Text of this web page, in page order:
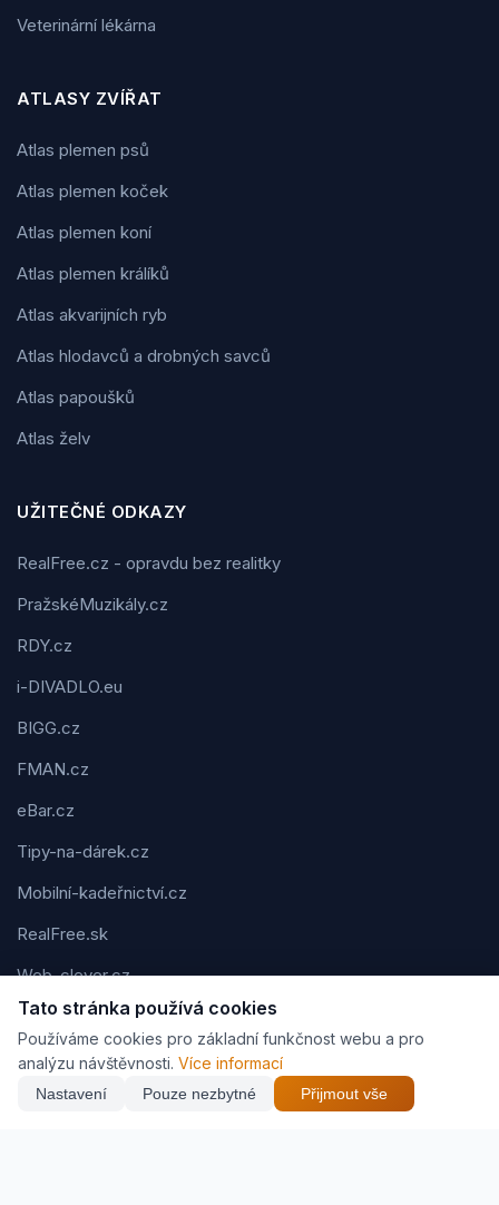
Veterinární lékárna
ATLASY ZVÍŘAT
Atlas plemen psů
Atlas plemen koček
Atlas plemen koní
Atlas plemen králíků
Atlas akvarijních ryb
Atlas hlodavců a drobných savců
Atlas papoušků
Atlas želv
UŽITEČNÉ ODKAZY
RealFree.cz - opravdu bez realitky
PražskéMuzikály.cz
RDY.cz
i-DIVADLO.eu
BIGG.cz
FMAN.cz
eBar.cz
Tipy-na-dárek.cz
Mobilní-kadeřnictví.cz
RealFree.sk
Web-clever.cz
Kvízov.cz
Karavaning.net
CVčko.eu
Tato stránka používá cookies
Používáme cookies pro základní funkčnost webu a pro
analýzu návštěvnosti. Více informací
Nastavení Pouze nezbytné Přijmout vše